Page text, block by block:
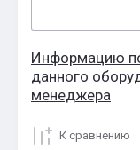
Информацию
данного
менеджера
К сравнению